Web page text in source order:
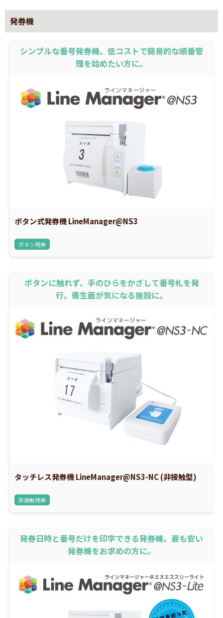
発券機
シンプルな番号発券機。低コストで簡易的な順番管
理を始めたい方に。
ボタン式発券機 LineManager@NS3
ボタン発券
ボタンに触れず、手のひらをかざして番号札を発
行。衛生面が気になる施設に。
タッチレス発券機 LineManager@NS3-NC (非接触型)
非接触発券
発券日時と番号だけを印字できる発券機。最も安い
発券機をお求めの方に。